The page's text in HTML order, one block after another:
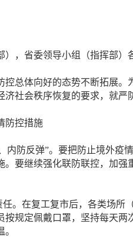
），省委领导小组（指挥部）
体向好的态势不断拓展。
济社会秩序恢复的要求，就
控措施
防反弹”。要把防止境外疫
。要继续强化联防联控，加
在复工复市后，各类场所（
按规定佩戴口罩，坚持每天